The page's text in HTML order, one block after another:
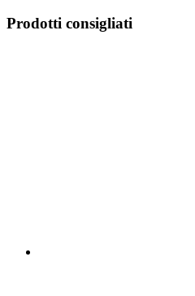
Prodotti consigliati